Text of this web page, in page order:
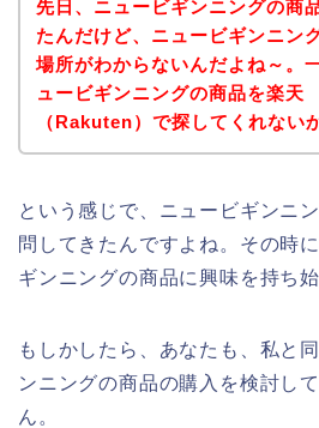
先日、ニュービギンニングの商
たんだけど、ニュービギンニン
場所がわからないんだよね～。
ュービギンニングの商品を楽天
（Rakuten）で探してくれない
という感じで、ニュービギンニ
問してきたんですよね。その時
ギンニングの商品に興味を持ち
もしかしたら、あなたも、私と
ンニングの商品の購入を検討し
ん。